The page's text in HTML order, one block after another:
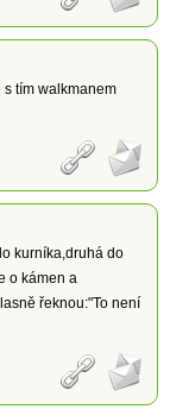
s tím walkmanem
kurníka,druhá do
o kámen a
řeknou:"To není